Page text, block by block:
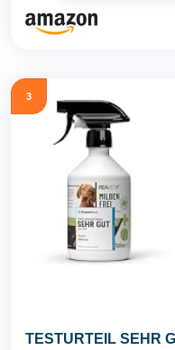
3
TESTURTEIL SEHR